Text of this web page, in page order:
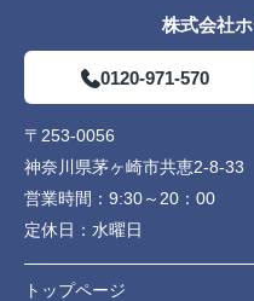
株式会社
0120-971-570
〒253-0056
神奈川県茅ヶ崎市共恵2-8-33
営業時間： 9:30～20：00
定休日： 水曜日
トップページ